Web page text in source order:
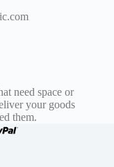
need space or
your goods
them.